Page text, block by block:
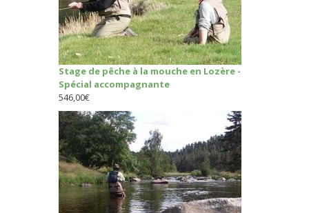
Stage de pêche à la mouche en Lozère -
Spécial accompagnante
546,00€